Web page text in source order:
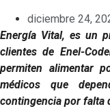
diciembre 24,
Energía Vital, es un
clientes de Enel-
permiten alimentar
médicos que
contingencia por falta